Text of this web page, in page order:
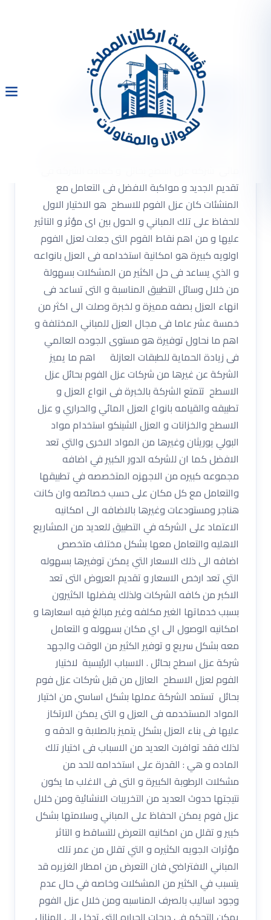
شركة عزل اسطح بحائل
0533334179 عزل فوم عزل
تقديم الجديد و مواكبة الافضل فى التعامل مع
المنشئات كان عزل الفوم للاسطح هو الاختيار الاول
للحفاظ على تلك المباني و الحول بين اى مؤثر و التاثير
عليها و من اهم نقاط القوم التى جعلت لعزل الفوم
اولويه كبيرة هو امكانية استخدامه فى العزل بانواعه
و الذي يساعد فى حل الكثير من المشكلات بسهولة
من خلال وسائل التطبيق المناسبة و التى تساعد فى
انهاء العزل بصفه مميزة و لخبرة وصلت الى اكثر من
خمسة عشر عاما فى مجال العزل للمباني المختلفة و
اهم ما نحاول توفيرة هو مستوى الجوده العالمي
فى زيادة الحماية للطبقات العازلة اهم ما يميز
الشركة عن غيرها من شركات عزل الفوم بحائل عزل
الاسطح تتمتع الشركة بالخبرة فى انواع العزل و
تطبيقه والقيامه بانواع العزل المائي والحراري و عزل
الاسطح والخزانات و العزل الشينكو استخدام مواد
البولي يوريثان وغيرها من المواد الاخرى والتي تعد
الافضل كما ان للشركه الدور الكبير في اضافه
مجموعه كبيره من الاجهزه المتخصصه في تطبيقها
والتعامل مع كل مكان على حسب خصائصه وان كانت
هناجر ومستودعات وغيرها بالاضافه الى امكانيه
الاعتماد على الشركه في التطبيق للعديد من المشاريع
الاهليه والتعامل معها بشكل مختلف متخصص
اضافه الى ذلك الاسعار التي يمكن توفيرها بسهوله
التي تعد ارخص الاسعار و تقديم العروض التى تعد
الاكبر من كافه الشركات ولذلك يفضلها الكثيرون
بسبب خدماتها الغير مكلفه وغير مبالغ فيه اسعارها و
امكانيه الوصول الى اي مكان بسهوله و التعامل
معه بشكل سريع و توفير الكثير من الوقت والجهد
شركة عزل اسطح بحائل . الاسباب الرئيسية لاختيار
الفوم لعزل الاسطح العازل من قبل شركات عزل فوم
بحائل تستمد الشركة عملها بشكل اساسي من اختيار
المواد المستخدمه فى العزل و التى يمكن الارتكاز
عليها فى بناء العزل بشكل يتميز بالصلابة و الدقه و
لذلك فقد توافرت العديد من الاسباب فى اختيار تلك
الماده و هي : القدرة على استخدامه للحد من
مشكلات الرطوبة الكبيرة و التى فى الاغلب ما يكون
نتيجتها حدوث العديد من التخريبات الانشائية ومن خلال
عزل فوم يمكن الحفاظ على المباني وسلامتها بشكل
كبير و تقلل من امكانيه التعرض للتساقط و التاثر
مؤثرات الجويه الكثيره و التي تقلل من عمر تلك
المباني الافتراضي فان التعرض من امطار الغزيره قد
يتسبب في الكثير من المشكلات وخاصه في حال عدم
وجود اساليب بالصرف المناسبه ومن خلال عزل الفوم